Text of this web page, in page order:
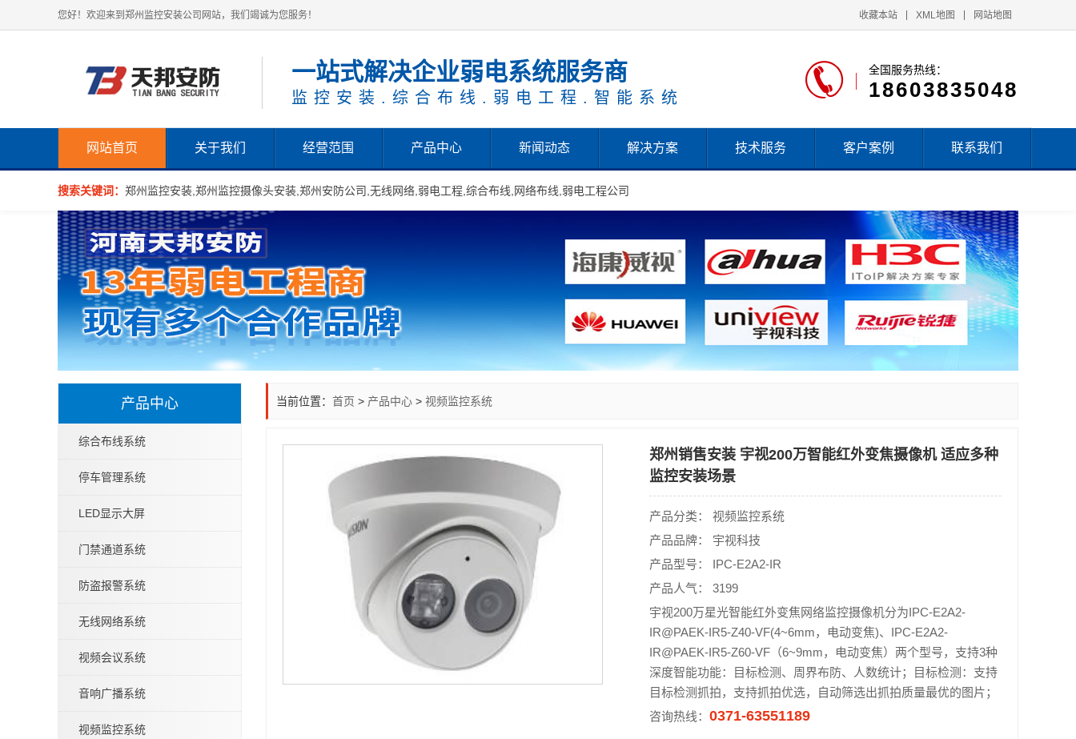
您好！欢迎来到郑州监控安装公司网站，我们竭诚为您服务！ 收藏本站 XML地图 网站地图
全国服务热线：
18603835048
一站式解决企业弱电系统服务商
监控安装.综合布线.弱电工程.智能系统
网站首页 关于我们 经营范围 产品中心 新闻动态 解决方案 技术服务 客户案例 联系我们
搜索关键词： 郑州监控安装,郑州监控摄像头安装,郑州安防公司,无线网络,弱电工程,综合布线,网络布线,弱电工程公司
当前位置： 首页 > 产品中心 > 视频监控系统
郑州销售安装 宇视200万智能红外变焦摄像机 适应多种
监控安装场景
产品分类： 视频监控系统
产品品牌： 宇视科技
产品型号： IPC-E2A2-IR
产品人气： 3199
宇视200万星光智能红外变焦网络监控摄像机分为IPC-E2A2-
IR@PAEK-IR5-Z40-VF(4~6mm，电动变焦)、IPC-E2A2-
IR@PAEK-IR5-Z60-VF（6~9mm，电动变焦）两个型号，支持3种
深度智能功能：目标检测、周界布防、人数统计；目标检测：支持
目标检测抓拍，支持抓拍优选，自动筛选出抓拍质量最优的图片；
咨询热线： 0371-63551189
产品中心
综合布线系统
停车管理系统
LED显示大屏
门禁通道系统
防盗报警系统
无线网络系统
视频会议系统
音响广播系统
视频监控系统